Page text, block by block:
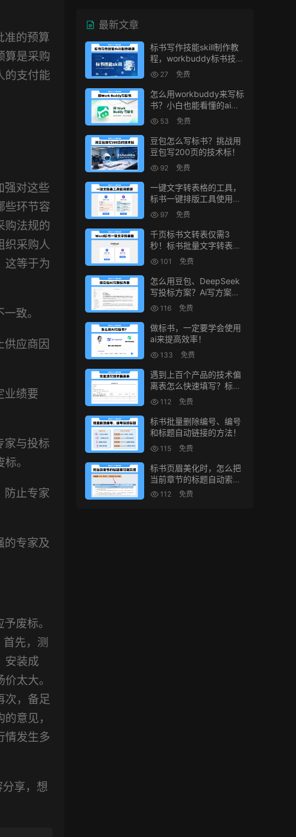
准的预算
算是采购
的支付能
强对这些
些环节容
购法规的
织采购人
这等于为
致。
应商因
业绩要
家与投标
。
防止专家
的专家及
废标。
先，测
安装成
太大。
次，备足
意见，
情发生多
享，想
最新文章
标书写作技能skill制作教
程，workbuddy标书技能
生成教程
27 免费
怎么用workbuddy来写标
书？小白也能看懂的ai标
书写作方法！
53 免费
豆包怎么写标书？挑战用
豆包写200页的技术标！
92 免费
一键文字转表格的工具，
标书一键排版工具使用教
程 97 免费
千页标书文转表仅需3
秒！标书批量文字转表格
的小工具！
101 免费
怎么用豆包、DeepSeek
写投标方案？Ai写方案的
小技巧
116 免费
做标书，一定要学会使用
ai来提高效率！
133 免费
遇到上百个产品的技术偏
离表怎么快速填写？标书
制作技巧！
112 免费
标书批量删除编号、编号
和标题自动链接的方法！
115 免费
标书页眉美化时，怎么把
当前章节的标题自动索引
到页眉上？
112 免费